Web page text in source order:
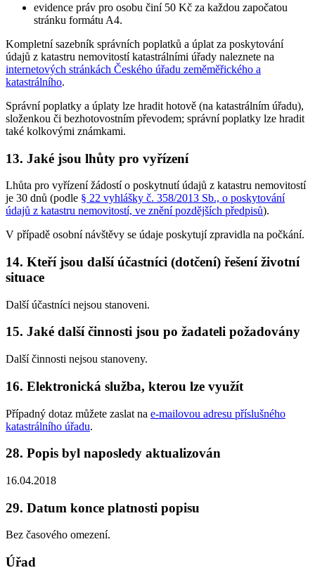
evidence práv pro osobu činí 50 Kč za každou započatou
stránku formátu A4.
Kompletní sazebník správních poplatků a úplat za poskytování
údajů z katastru nemovitostí katastrálními úřady naleznete na
internetových stránkách Českého úřadu zeměměřického a
katastrálního.
Správní poplatky a úplaty lze hradit hotově (na katastrálním úřadu),
složenkou či bezhotovostním převodem; správní poplatky lze hradit
také kolkovými známkami.
13. Jaké jsou lhůty pro vyřízení
Lhůta pro vyřízení žádostí o poskytnutí údajů z katastru nemovitostí
je 30 dnů (podle § 22 vyhlášky č. 358/2013 Sb., o poskytování
údajů z katastru nemovitostí, ve znění pozdějších předpisů).
V případě osobní návštěvy se údaje poskytují zpravidla na počkání.
14. Kteří jsou další účastníci (dotčení) řešení životní
situace
Další účastníci nejsou stanoveni.
15. Jaké další činnosti jsou po žadateli požadovány
Další činnosti nejsou stanoveny.
16. Elektronická služba, kterou lze využít
Případný dotaz můžete zaslat na e-mailovou adresu příslušného
katastrálního úřadu.
28. Popis byl naposledy aktualizován
16.04.2018
29. Datum konce platnosti popisu
Bez časového omezení.
Úřad